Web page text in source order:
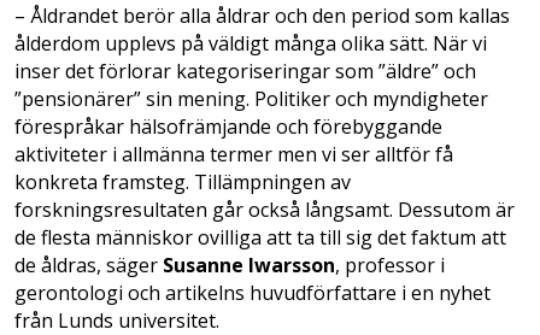
– Åldrandet berör alla åldrar och den period som kallas
ålderdom upplevs på väldigt många olika sätt. När vi
inser det förlorar kategoriseringar som ”äldre” och
”pensionärer” sin mening. Politiker och myndigheter
förespråkar hälsofrämjande och förebyggande
aktiviteter i allmänna termer men vi ser alltför få
konkreta framsteg. Tillämpningen av
forskningsresultaten går också långsamt. Dessutom är
de flesta människor ovilliga att ta till sig det faktum att
de åldras, säger Susanne Iwarsson, professor i
gerontologi och artikelns huvudförfattare i en nyhet
från Lunds universitet.